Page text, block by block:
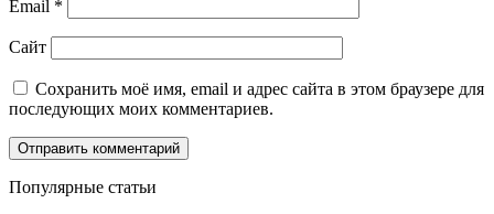
Email *
Сайт
Сохранить моё имя, email и адрес сайта в этом браузере для
последующих моих комментариев.
Популярные статьи